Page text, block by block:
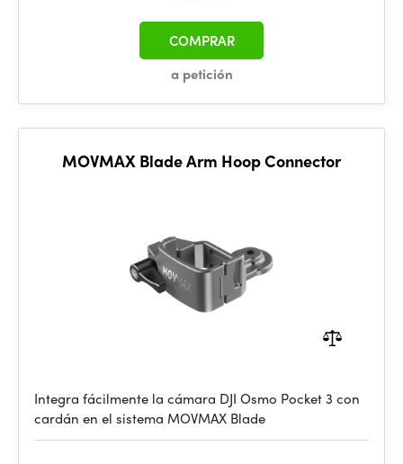
a petición
COMPRAR
MOVMAX Blade Arm Hoop Connector
Integra fácilmente la cámara DJI Osmo Pocket 3 con
cardán en el sistema MOVMAX Blade